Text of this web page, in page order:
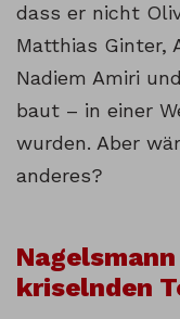
dass er nicht
Matthias Ginter,
Nadiem Amiri
baut – in einer
wurden. Aber
anderes?
kriselnden